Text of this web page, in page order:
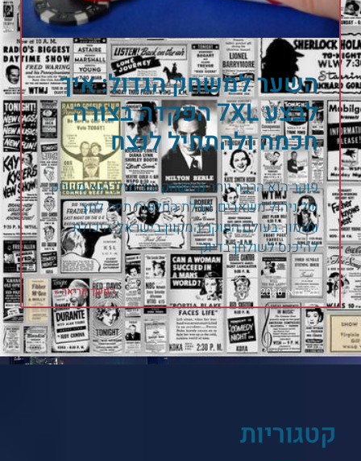
השער למשחק הגדול: איך
לבצע 7XL הפקדה בצורה
חכמה ולהתחיל לנצח
פוקר הוא הרבה יותר ממשחק של מזל; הוא משחק
של ניהול משאבים, קבלת החלטות תחת לחץ
ותזמון. בעולם הפוקר המקוון בישראל, היכולת
להיכנס לשולחן בדיוק
המשך קריאה » 20 במאי 2026
קטגוריות